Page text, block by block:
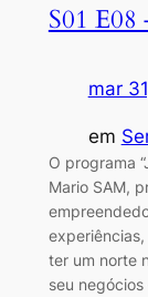
S01 E08
mar
em
O programa
Mario SAM,
ter um norte
seu